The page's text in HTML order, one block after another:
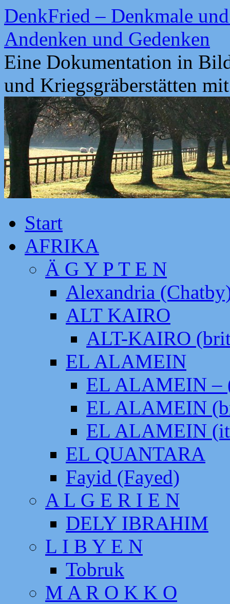
Zum
Inhalt
springen
DenkFried – Denkmale
Andenken und Gedenken
Eine Dokumentation in
und Kriegsgräberstätten
Start
AFRIKA
Ä G Y P T E N
Alexandria
ALT KAIRO
ALT-KAIRO
EL ALAMEIN
EL ALAMEIN –
EL ALAMEIN
EL ALAMEIN
EL QUANTARA
Fayid (Fayed)
A L G E R I E N
DELY IBRAHIM
L I B Y E N
Tobruk
M A R O K K O